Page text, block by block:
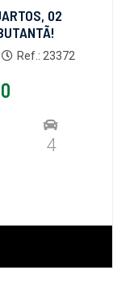
02
Ref.: 23372
4